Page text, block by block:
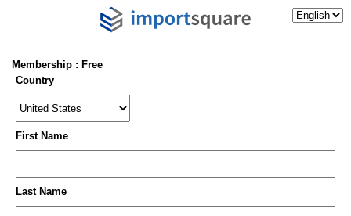
Membership : Free
Country
First Name
Last Name